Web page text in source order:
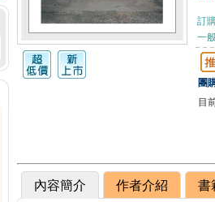
訂
一
團
目
內容簡介 作者介紹 書